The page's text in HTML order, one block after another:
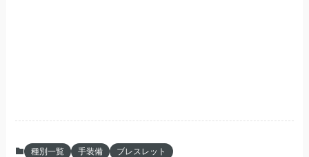
種別一覧 手装備
ブレスレット